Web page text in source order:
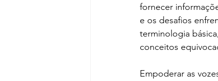
fornecer
e os desafios
terminologia
conceitos
Empoderar as